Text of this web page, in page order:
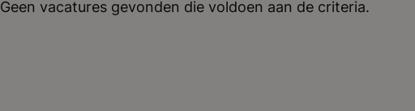
Geen vacatures gevonden die voldoen aan de criteria.